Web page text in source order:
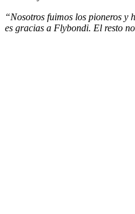
“Nosotros fuimos los pioneros y
es gracias a Flybondi. El resto